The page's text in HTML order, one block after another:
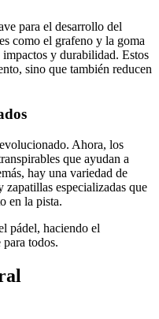
para el desarrollo del
como el grafeno y la goma
y durabilidad. Estos
sino que también reducen
Ahora, los
que ayudan a
hay una variedad de
zapatillas especializadas que
en la pista.
pádel, haciendo el
todos.